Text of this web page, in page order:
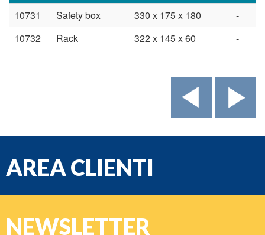
10731 Safety box 330 x 175 x 180
-
10732
Rack 322 x 145 x 60 -
AREA CLIENTI
NEWSLETTER